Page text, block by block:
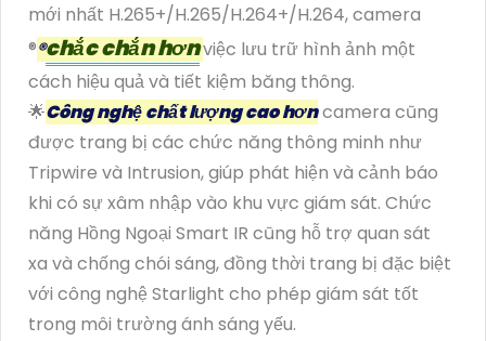
mới nhất H.265+/H.265/H.264+/H.264, camera
®️®️chắc chắn hơnviệc lưu trữ hình ảnh một
cách hiệu quả và tiết kiệm băng thông.
🌟Công nghệ chất lượng cao hơncamera cũng
được trang bị các chức năng thông minh như
Tripwire và Intrusion, giúp phát hiện và cảnh báo
khi có sự xâm nhập vào khu vực giám sát. Chức
năng Hồng Ngoại Smart IR cũng hỗ trợ quan sát
xa và chống chói sáng, đồng thời trang bị đặc biệt
với công nghệ Starlight cho phép giám sát tốt
trong môi trường ánh sáng yếu.